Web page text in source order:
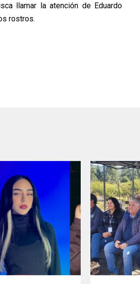
llamar la atención de Eduardo
rostros.